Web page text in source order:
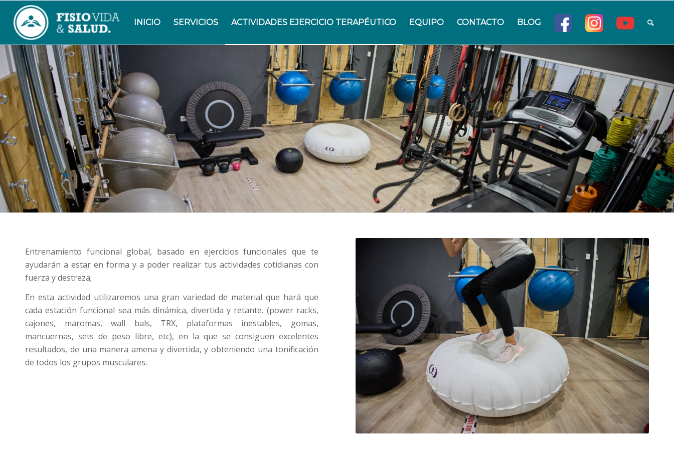
INICIO SERVICIOS ACTIVIDADES EJERCICIO TERAPÉUTICO EQUIPO CONTACTO BLOG
Entrenamiento funcional global, basado en ejercicios funcionales que te
ayudarán a estar en forma y a poder realizar tus actividades cotidianas con
fuerza y destreza;
En esta actividad utilizaremos una gran variedad de material que hará que
cada estación funcional sea más dinámica, divertida y retante. (power racks,
cajones, maromas, wall bals, TRX, plataformas inestables, gomas,
mancuernas, sets de peso libre, etc), en la que se consiguen excelentes
resultados, de una manera amena y divertida, y obteniendo una tonificación
de todos los grupos musculares.